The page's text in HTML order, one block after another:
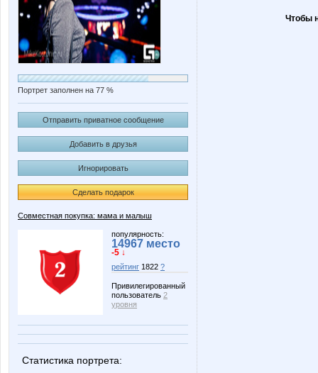
Портрет заполнен на 77 %
Отправить приватное сообщение
Добавить в друзья
Игнорировать
Сделать подарок
Совместная покупка: мама и малыш
популярность:
14967 место
-5 ↓
рейтинг 1822 ?
Привилегированный
пользователь 2
уровня
Статистика портрета:
Чтобы